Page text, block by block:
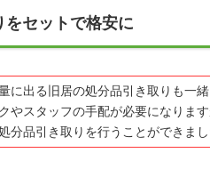
をセットで格安に
に出る旧居の処分品引き取りも一緒
やスタッフの手配が必要になりま
分品引き取りを行うことができまし